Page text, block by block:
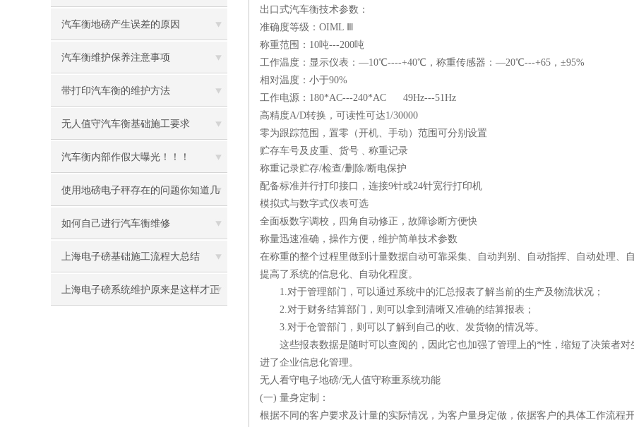
汽车衡地磅产生误差的原因
汽车衡维护保养注意事项
带打印汽车衡的维护方法
无人值守汽车衡基础施工要求
汽车衡内部作假大曝光！！！
使用地磅电子秤存在的问题你知道几
个
如何自己进行汽车衡维修
上海电子磅基础施工流程大总结
上海电子磅系统维护原来是这样才正
出口式汽车衡技术参数：
准确度等级：OIML Ⅲ
称重范围：10吨---200吨
工作温度：显示仪表：—10℃----+40℃，称重传感器：—20℃---+65，±95%
相对温度：小于90%
工作电源：180*AC---240*AC 49Hz---51Hz
高精度A/D转换，可读性可达1/30000
零为跟踪范围，置零（开机、手动）范围可分别设置
贮存车号及皮重、货号﹑称重记录
称重记录贮存/检查/删除/断电保护
配备标准并行打印接口，连接9针或24针宽行打印机
模拟式与数字式仪表可选
全面板数字调校，四角自动修正，故障诊断方便快
称量迅速准确，操作方便，维护简单技术参数
在称重的整个过程里做到计量数据自动可靠采集、自动判别、自动指挥、自动处理、
提高了系统的信息化、自动化程度。
1.对于管理部门，可以通过系统中的汇总报表了解当前的生产及物流状况；
2.对于财务结算部门，则可以拿到清晰又准确的结算报表；
3.对于仓管部门，则可以了解到自己的收、发货物的情况等。
这些报表数据是随时可以查阅的，因此它也加强了管理上的*性，缩短了决策者对
进了企业信息化管理。
无人看守电子地磅/无人值守称重系统功能
(一) 量身定制：
根据不同的客户要求及计量的实际情况，为客户量身定做，依据客户的具体工作流程